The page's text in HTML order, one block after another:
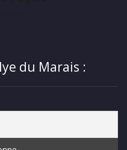
du Marais :